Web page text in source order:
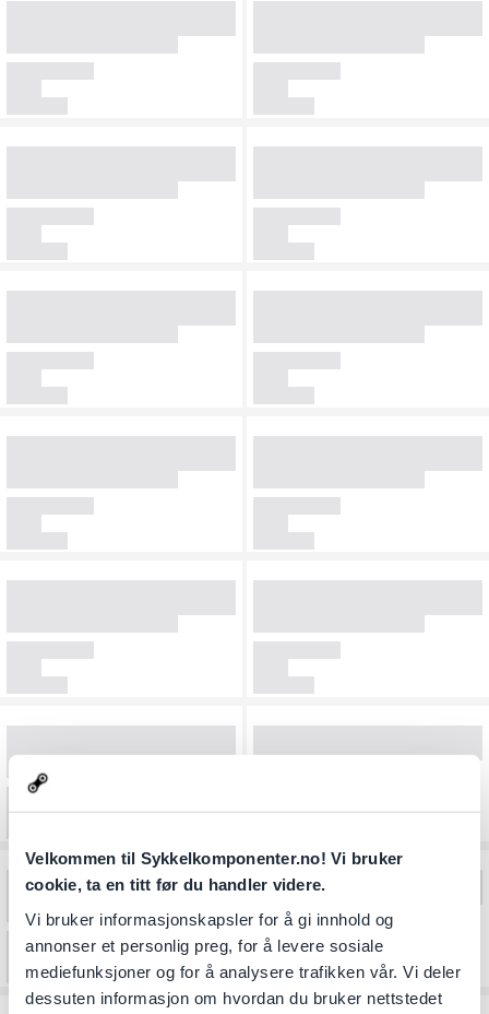
Velkommen til Sykkelkomponenter.no! Vi bruker
cookie, ta en titt før du handler videre.
Vi bruker informasjonskapsler for å gi innhold og
annonser et personlig preg, for å levere sosiale
mediefunksjoner og for å analysere trafikken vår. Vi deler
dessuten informasjon om hvordan du bruker nettstedet